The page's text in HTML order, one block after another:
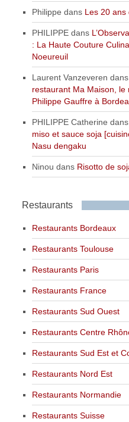
Philippe dans Les 20 ans
PHILIPPE dans
: La Haute Couture
Noeureuil
Laurent Vanzeveren dans
restaurant Ma Maison, le
Philippe Gauffre à
PHILIPPE Catherine
miso et sauce soja
Nasu dengaku
Ninou dans Risotto de
Restaurants
Restaurants Bordeaux
Restaurants Toulouse
Restaurants Paris
Restaurants France
Restaurants Sud Ouest
Restaurants Centre
Restaurants Sud Est et
Restaurants Nord Est
Restaurants Normandie
Restaurants Suisse